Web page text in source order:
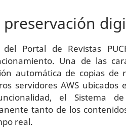
preservación
Portal de Revistas
Una de las
automática de copias de
servidores AWS ubicados
el Sistema
tanto de los
real.